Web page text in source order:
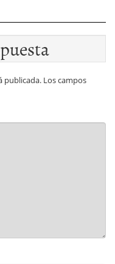
publicada. Los campos